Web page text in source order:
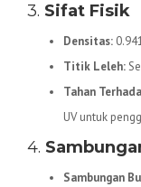
3. Sifat Fisik
Densitas:
Titik Leleh:
Tahan
UV untuk
4.
Sambungan